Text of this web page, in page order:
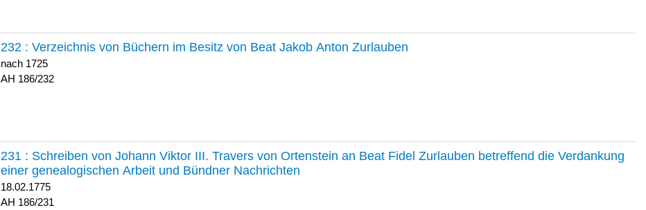
232 : Verzeichnis von Büchern im Besitz von Beat Jakob Anton Zurlauben
nach 1725
186/232
231 : Schreiben von Johann Viktor III. Travers von Ortenstein an Beat Fidel Zurlauben betreffend die Verdankung
einer genealogischen Arbeit und Bündner Nachrichten
18.02.1775
186/231